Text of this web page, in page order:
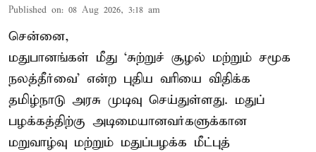
Published on: 08 Aug 2026, 3:18 am
சென்னை,
மதுபானங்கள் மீது ‘சுற்றுச் சூழல் மற்றும் சமூக
நலத்தீர்வை’ என்ற புதிய வரியை விதிக்க
தமிழ்நாடு அரசு முடிவு செய்துள்ளது. மதுப்
பழக்கத்திற்கு அடிமையானவர்களுக்கான
மறுவாழ்வு மற்றும் மதுப்பழக்க மீட்புத்